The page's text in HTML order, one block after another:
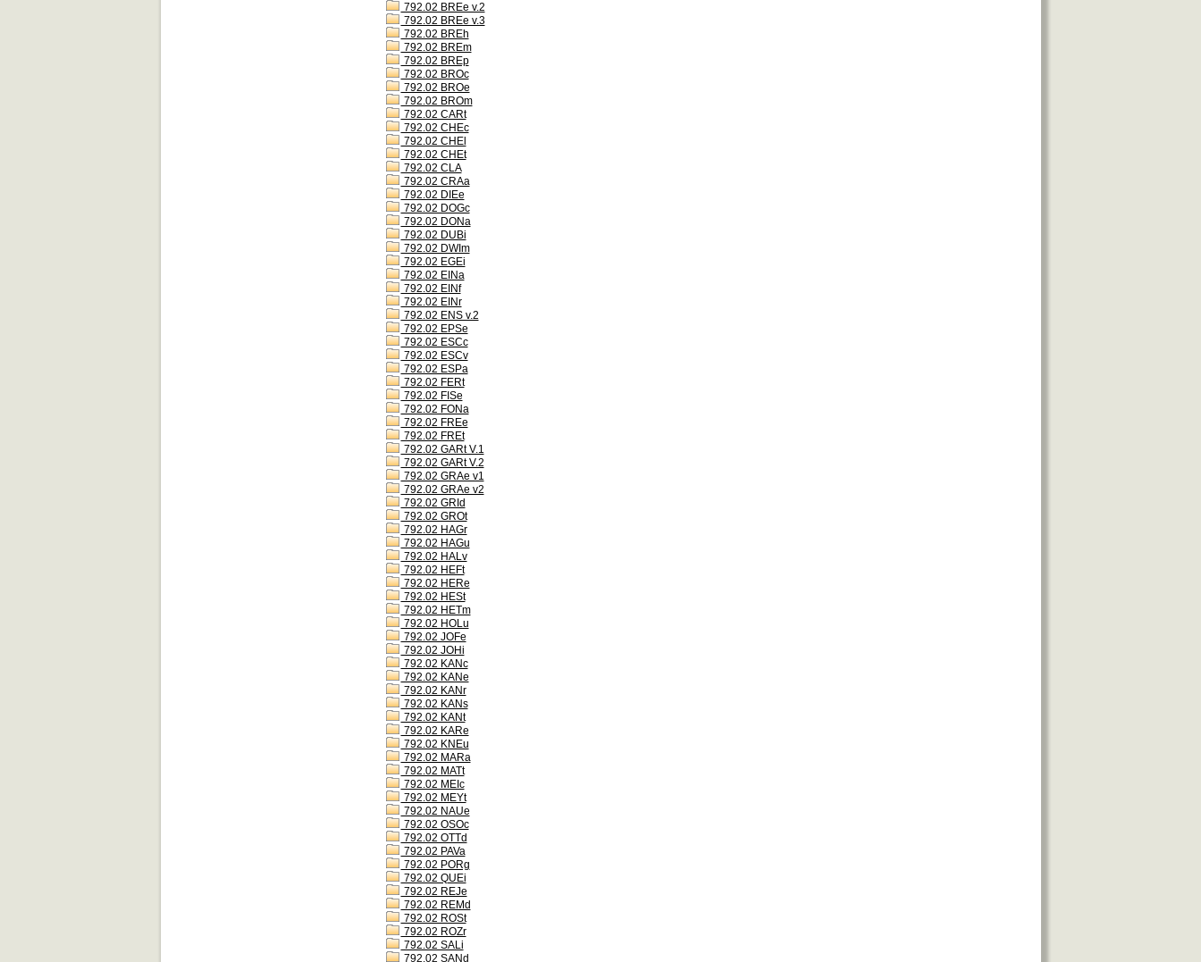
792.02 BREe v.2
792.02 BREe v.3
792.02 BREh
792.02 BREm
792.02 BREp
792.02 BROc
792.02 BROe
792.02 BROm
792.02 CARt
792.02 CHEc
792.02 CHEl
792.02 CHEt
792.02 CLA
792.02 CRAa
792.02 DIEe
792.02 DOGc
792.02 DONa
792.02 DUBi
792.02 DWIm
792.02 EGEi
792.02 EINa
792.02 EINf
792.02 EINr
792.02 ENS v.2
792.02 EPSe
792.02 ESCc
792.02 ESCv
792.02 ESPa
792.02 FERt
792.02 FISe
792.02 FONa
792.02 FREe
792.02 FREt
792.02 GARt V.1
792.02 GARt V.2
792.02 GRAe v1
792.02 GRAe v2
792.02 GRId
792.02 GROt
792.02 HAGr
792.02 HAGu
792.02 HALv
792.02 HEFt
792.02 HERe
792.02 HESt
792.02 HETm
792.02 HOLu
792.02 JOFe
792.02 JOHi
792.02 KANc
792.02 KANe
792.02 KANr
792.02 KANs
792.02 KANt
792.02 KARe
792.02 KNEu
792.02 MARa
792.02 MATt
792.02 MEIc
792.02 MEYt
792.02 NAUe
792.02 OSOc
792.02 OTTd
792.02 PAVa
792.02 PORg
792.02 QUEi
792.02 REJe
792.02 REMd
792.02 ROSt
792.02 ROZr
792.02 SALi
792.02 SANd